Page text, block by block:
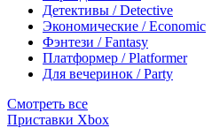
Детективы / Detective
Экономические / Economic
Фэнтези / Fantasy
Платформер / Platformer
Для вечеринок / Party
Смотреть все
Приставки Xbox